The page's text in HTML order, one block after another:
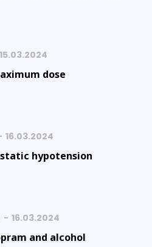
15.03.2024
dose
16.03.2024
hypotension
16.03.2024
and alcohol